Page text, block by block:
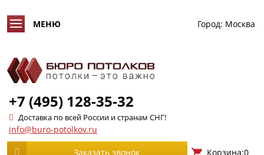
Город: Москва
+7 (495) 128-35-32
Доставка по всей России и странам СНГ!
info@buro-potolkov.ru
Заказать звонок Корзина:0